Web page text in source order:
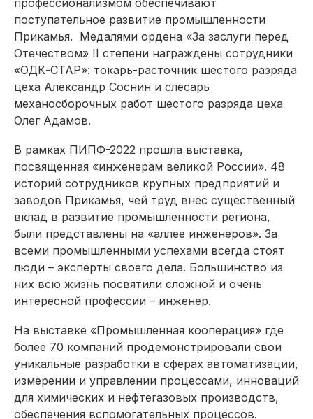
профессионализмом обеспечивают
поступательное развитие промышленности
Прикамья. Медалями ордена «За заслуги перед
Отечеством» II степени награждены сотрудники
«ОДК-СТАР»: токарь-расточник шестого разряда
цеха Александр Соснин и слесарь
механосборочных работ шестого разряда цеха
Олег Адамов.
В рамках ПИПФ-2022 прошла выставка,
посвященная «инженерам великой России». 48
историй сотрудников крупных предприятий и
заводов Прикамья, чей труд внес существенный
вклад в развитие промышленности региона,
были представлены на «аллее инженеров». За
всеми промышленными успехами всегда стоят
люди – эксперты своего дела. Большинство из
них всю жизнь посвятили сложной и очень
интересной профессии – инженер.
На выставке «Промышленная кооперация» где
более 70 компаний продемонстрировали свои
уникальные разработки в сферах автоматизации,
измерении и управлении процессами, инноваций
для химических и нефтегазовых производств,
обеспечения вспомогательных процессов.